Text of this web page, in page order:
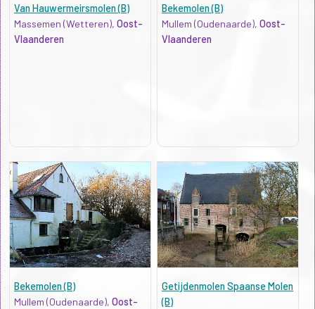
Van Hauwermeirsmolen (B)
Massemen (Wetteren), Oost-
Vlaanderen
Bekemolen (B)
Mullem (Oudenaarde),Oost-
Vlaanderen
Bekemolen (B)
Mullem (Oudenaarde), Oost-
Getijdenmolen Spaanse Molen
(B)